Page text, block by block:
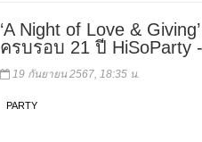
‘A Night of Love &
ครบรอบ 21 ปี HiSoParty
19 กันยายน 2567, 18:35 น.
PARTY